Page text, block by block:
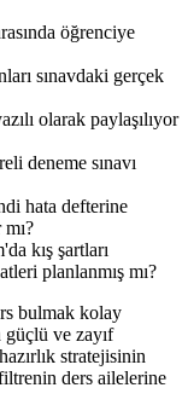
öğrenciye
sınavdaki gerçek
olarak paylaşılıyor
deneme sınavı
hata defterine
kış şartları
planlanmış mı?
bulmak kolay
ve zayıf
stratejisinin
ders ailelerine